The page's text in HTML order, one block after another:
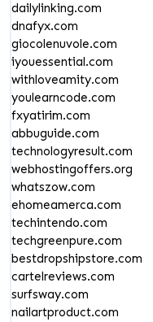
dailylinking.com
dnafyx.com
giocolenuvole.com
iyouessential.com
withloveamity.com
youlearncode.com
fxyatirim.com
abbuguide.com
technologyresult.com
webhostingoffers.org
whatszow.com
ehomeamerca.com
techintendo.com
techgreenpure.com
bestdropshipstore.com
cartelreviews.com
surfsway.com
nailartproduct.com